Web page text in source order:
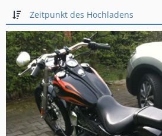
Zeitpunkt des Hochladens